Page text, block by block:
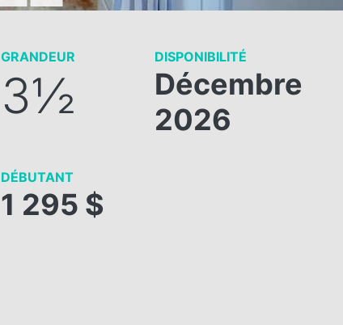
GRANDEUR
3½
DISPONIBILITÉ
Décembre
2026
DÉBUTANT
1 295 $